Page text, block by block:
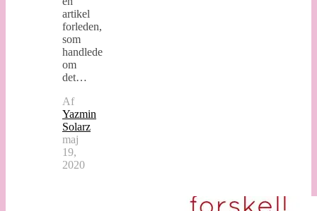
artikel
forleden,
som
handlede
om
det…
Af
Yazmin
Solarz
maj
19,
2020